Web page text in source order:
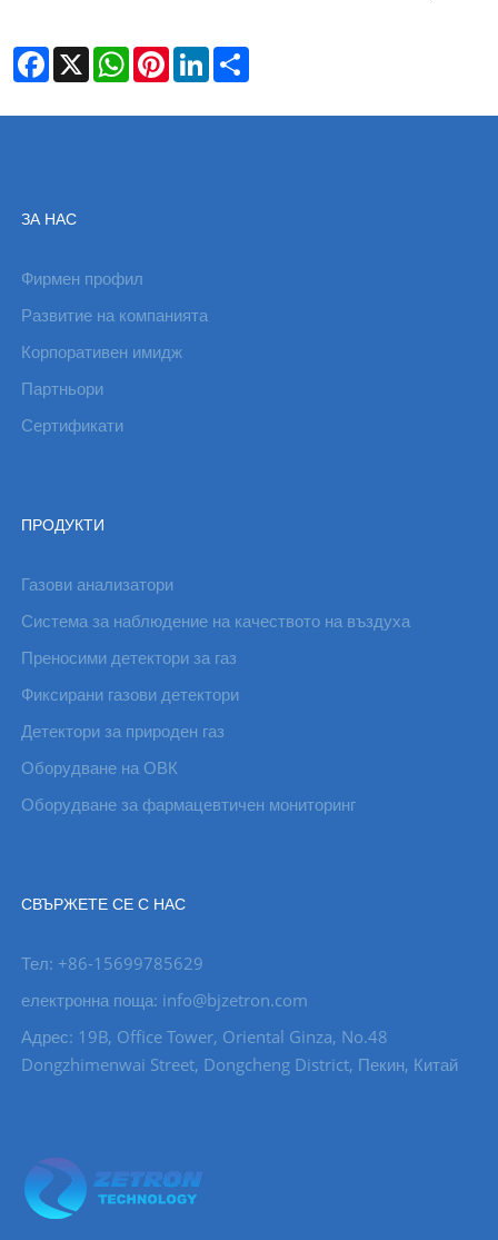
Facebook
X WhatsAppPinterestLinkedIn
ЗА НАС
Фирмен профил
Развитие на компанията
Корпоративен имидж
Партньори
Сертификати
ПРОДУКТИ
Газови анализатори
Система за наблюдение на качеството на въздуха
Преносими детектори за газ
Фиксирани газови детектори
Детектори за природен газ
Оборудване на ОВК
Оборудване за фармацевтичен мониторинг
СВЪРЖЕТЕ СЕ С НАС
Тел: +86-15699785629
електронна поща: info@bjzetron.com
Адрес: 19B, Office Tower, Oriental Ginza, No.48
Dongzhimenwai Street, Dongcheng District, Пекин, Китай